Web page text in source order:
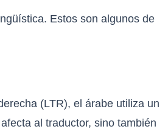
Estos son algunos de
(LTR), el árabe utiliza un
al traductor, sino también